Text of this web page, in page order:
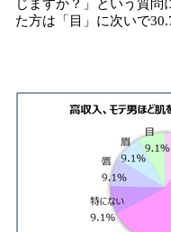
じますか？」という質問
た方は「目」に次いで